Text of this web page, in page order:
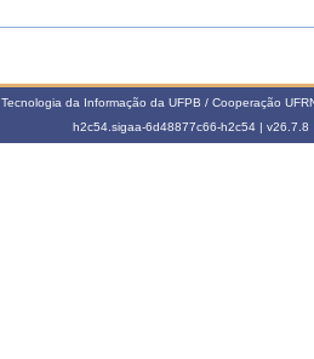
da Informação da UFPB / Cooperação
h2c54.sigaa-6d48877c66-h2c54 | v26.7.8